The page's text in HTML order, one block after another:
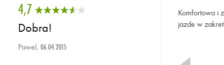
4,7
Dobra!
Pawel, 06.04.2015
Komfortowa i
jazde w